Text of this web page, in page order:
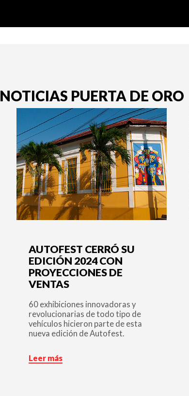
NOTICIAS PUERTA DE ORO
AUTOFEST CERRÓ SU
EDICIÓN 2024 CON
PROYECCIONES DE
VENTAS
60 exhibiciones innovadoras y
revolucionarias de todo tipo de
vehículos hicieron parte de esta
nueva edición de Autofest.
Leer más